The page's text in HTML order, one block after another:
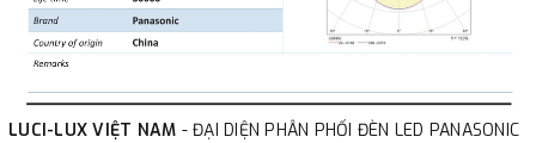
LUCI-LUX VIỆT NAM - ĐẠI DIỆN PHÂN PHỐI ĐÈN LED PANASONIC